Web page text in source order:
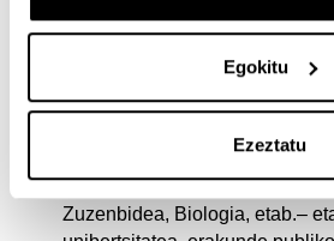
Egokitu
Ezeztatu
Gure gizarteak
arazoentzat irtenbide bat
dizkizugu.
Landutako edukiei buruzko
ikuspegia (hainbat
Zuzenbidea, Biologia, etab.–